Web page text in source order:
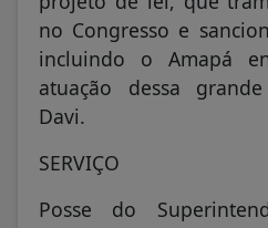
no Congresso e
incluindo o Amapá
atuação dessa
Davi.
SERVIÇO
Posse do